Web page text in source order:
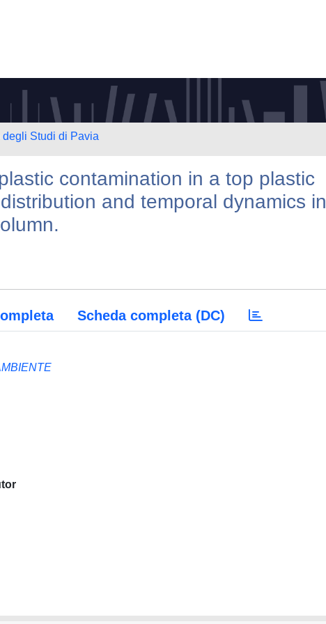
degli Studi di Pavia
contamination in a top plastic
and temporal dynamics in
Scheda completa (DC)